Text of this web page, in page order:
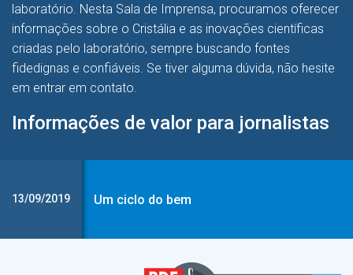
laboratório. Nesta Sala de Imprensa, procuramos oferecer
informações sobre o Cristália e as inovações científicas
criadas pelo laboratório, sempre buscando fontes
fidedignas e confiáveis. Se tiver alguma dúvida, não hesite
em entrar em contato.
Informações de valor para jornalistas
13/09/2019 Um ciclo do bem